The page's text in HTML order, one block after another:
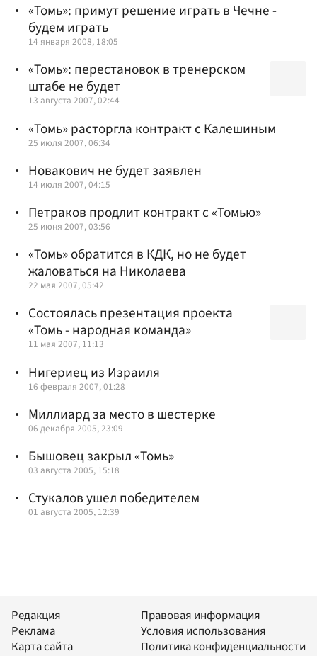
«Томь»: примут решение играть в Чечне -
будем играть
14 января 2008, 18:05
«Томь»: перестановок в тренерском
штабе не будет
13 августа 2007, 02:44
«Томь» расторгла контракт с Калешиным
25 июля 2007, 06:34
Новакович не будет заявлен
14 июля 2007, 04:15
Петраков продлит контракт с «Томью»
25 июня 2007, 03:56
«Томь» обратится в КДК, но не будет
жаловаться на Николаева
22 мая 2007, 05:42
Состоялась презентация проекта
«Томь - народная команда»
11 мая 2007, 11:13
Нигериец из Израиля
16 февраля 2007, 01:28
Миллиард за место в шестерке
06 декабря 2005, 23:09
Бышовец закрыл «Томь»
03 августа 2005, 15:18
Стукалов ушел победителем
01 августа 2005, 12:39
Редакция
Реклама
Карта сайта
Правовая информация
Условия использования
Политика конфиденциальности